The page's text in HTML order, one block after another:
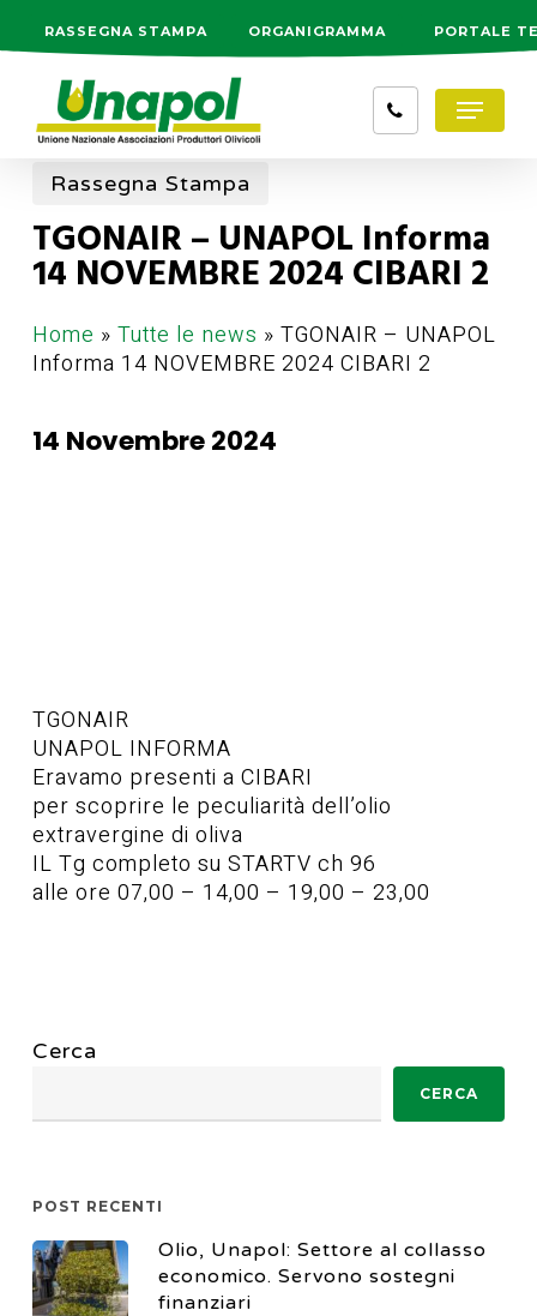
content
RASSEGNA STAMPA ORGANIGRAMMA PORTALE
Menu
Rassegna Stampa
TGONAIR – UNAPOL Informa
14 NOVEMBRE 2024 CIBARI 2
Home » Tutte le news » TGONAIR – UNAPOL
Informa 14 NOVEMBRE 2024 CIBARI 2
14 Novembre 2024
TGONAIR
UNAPOL INFORMA
Eravamo presenti a CIBARI
per scoprire le peculiarità dell’olio
extravergine di oliva
IL Tg completo su STARTV ch 96
alle ore 07,00 – 14,00 – 19,00 – 23,00
Cerca
CERCA
POST RECENTI
Olio, Unapol: Settore al collasso
economico. Servono sostegni
finanziari